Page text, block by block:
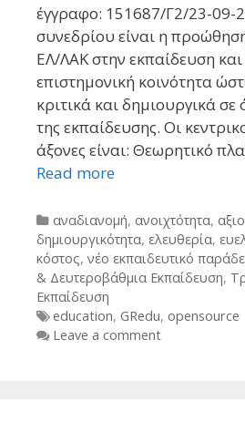
έγγραφο: 151687/Γ2/23-09-
συνεδρίου είναι η
ΕΛ/ΛΑΚ στην εκπαίδευση και
επιστημονική κοινότητα
κριτικά και δημιουργικά σε
της εκπαίδευσης. Οι
άξονες είναι: Θεωρητικό
Read more
Categories
αναδιανομή, ανοιχτότητα,
δημιουργικότητα, ελευθερία,
κόστος, νέο εκπαιδευτικό
& Δευτεροβάθμια Εκπαίδευση,
Εκπαίδευση
Tags
education, GRedu, opensource
Leave a comment